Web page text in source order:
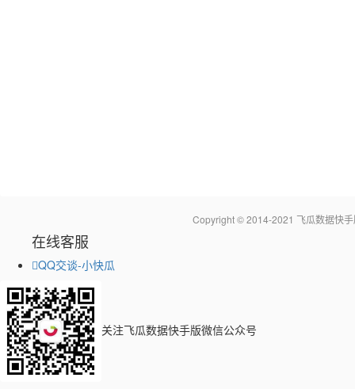
Copyright © 2014-2021 飞瓜数据快
在线客服
QQ交谈-小快瓜
关注飞瓜数据快手版微信公众号